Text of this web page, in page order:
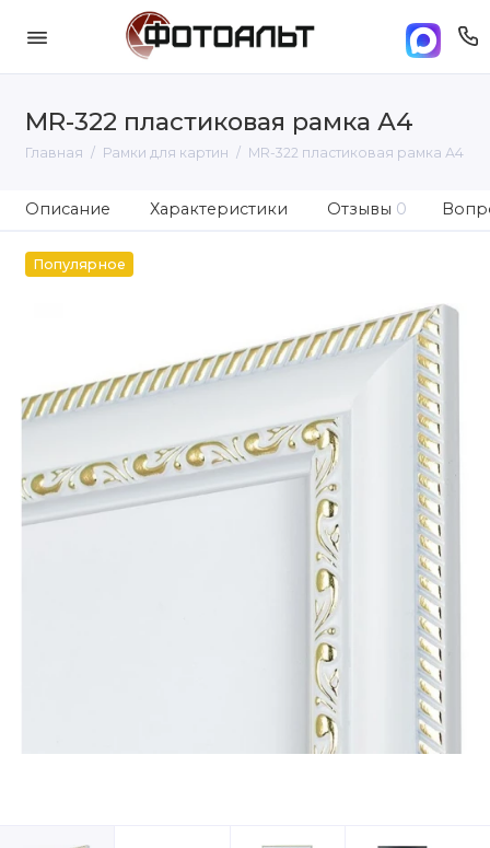
MR-322 пластиковая рамка А4
Главная Рамки для картин MR-322 пластиковая рамка А4
Описание Характеристики Отзывы 0
Популярное